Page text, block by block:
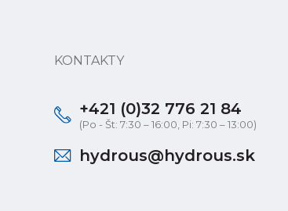
KONTAKTY
+421 (0)32 776 21 84
(Po - Št: 7:30 – 16:00, Pi: 7:30 – 13:00)
hydrous@hydrous.sk